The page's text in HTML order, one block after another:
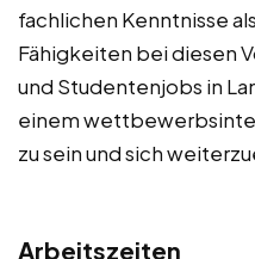
fachlichen Kenntnisse
Fähigkeiten bei diesen
und Studentenjobs in
einem
zu sein und sich
Arbeitszeiten